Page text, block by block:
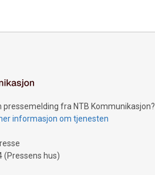
pressemelding fra NTB Kommunikasjon?
informasjon om tjenesten
(Pressens hus)